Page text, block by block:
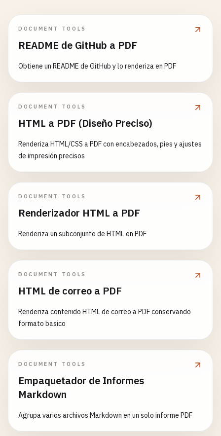
DOCUMENT TOOLS
README de GitHub a PDF
Obtiene un README de GitHub y lo renderiza en PDF
DOCUMENT TOOLS
HTML a PDF (Diseño Preciso)
Renderiza HTML/CSS a PDF con encabezados, pies y ajustes
de impresión precisos
DOCUMENT TOOLS
Renderizador HTML a PDF
Renderiza un subconjunto de HTML en PDF
DOCUMENT TOOLS
HTML de correo a PDF
Renderiza contenido HTML de correo a PDF conservando
formato basico
DOCUMENT TOOLS
Empaquetador de Informes
Markdown
Agrupa varios archivos Markdown en un solo informe PDF